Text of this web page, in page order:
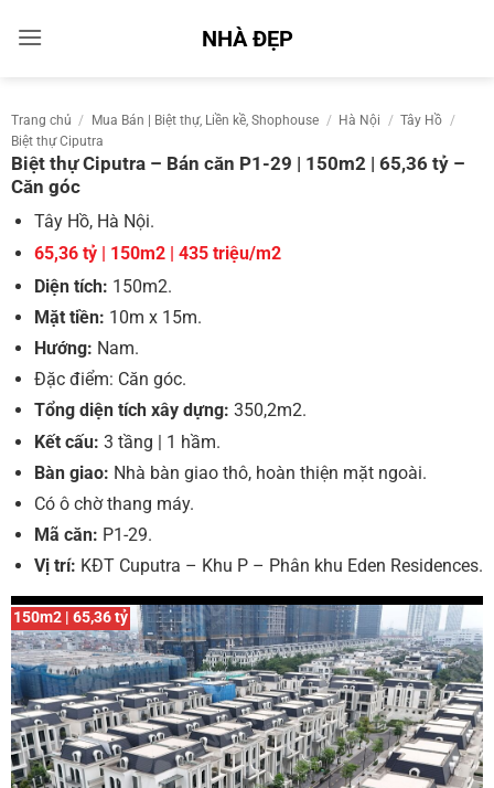
qua
NHÀ ĐẸP
Trang chủ / Mua Bán | Biệt thự, Liền kề, Shophouse / Hà Nội / Tây Hồ /
Biệt thự Ciputra
Biệt thự Ciputra – Bán căn P1-29 | 150m2 | 65,36 tỷ –
Căn góc
Tây Hồ, Hà Nội.
65,36 tỷ | 150m2 | 435 triệu/m2
Diện tích: 150m2.
Mặt tiền: 10m x 15m.
Hướng: Nam.
Đặc điểm: Căn góc.
Tổng diện tích xây dựng: 350,2m2.
Kết cấu: 3 tầng | 1 hầm.
Bàn giao: Nhà bàn giao thô, hoàn thiện mặt ngoài.
Có ô chờ thang máy.
Mã căn: P1-29.
Vị trí: KĐT Cuputra – Khu P – Phân khu Eden Residences.
150m2 | 65,36 tỷ